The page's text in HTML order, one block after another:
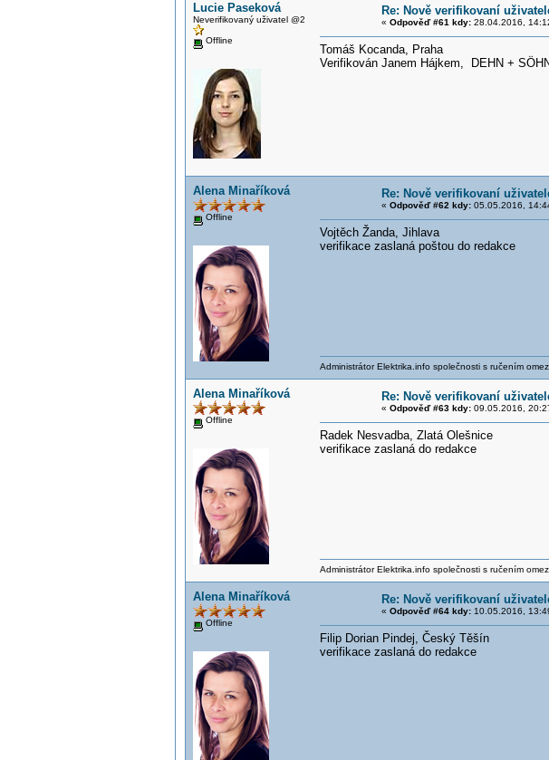
Lucie Paseková
Neverifikovaný uživatel @2
Offline
Re: Nově verifikovaní
« Odpověď #61 kdy:28.04.2016,
Tomáš Kocanda, Praha
Verifikován Janem Hájkem, DEHN +
Alena Minaříková
Offline
Re: Nově verifikovaní
« Odpověď #62 kdy:05.05.2016,
Vojtěch Žanda, Jihlava
verifikace zaslaná poštou do redakce
Administrátor Elektrika.info společnosti s ručením
Alena Minaříková
Offline
Re: Nově verifikovaní
« Odpověď #63 kdy:09.05.2016,
Radek Nesvadba, Zlatá Olešnice
verifikace zaslaná do redakce
Administrátor Elektrika.info společnosti s ručením
Alena Minaříková
Offline
Re: Nově verifikovaní
« Odpověď #64 kdy:10.05.2016,
Filip Dorian Pindej, Český Těšín
verifikace zaslaná do redakce